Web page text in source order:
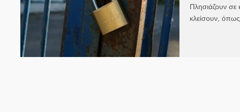
Πλησιάζουν σε
κλείσουν,